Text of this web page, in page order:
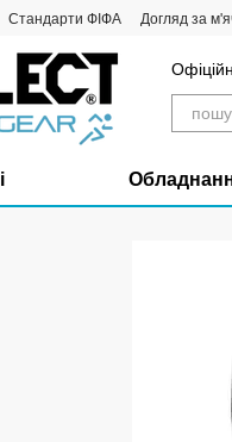
контенту
Стандарти ФІФА Догляд за